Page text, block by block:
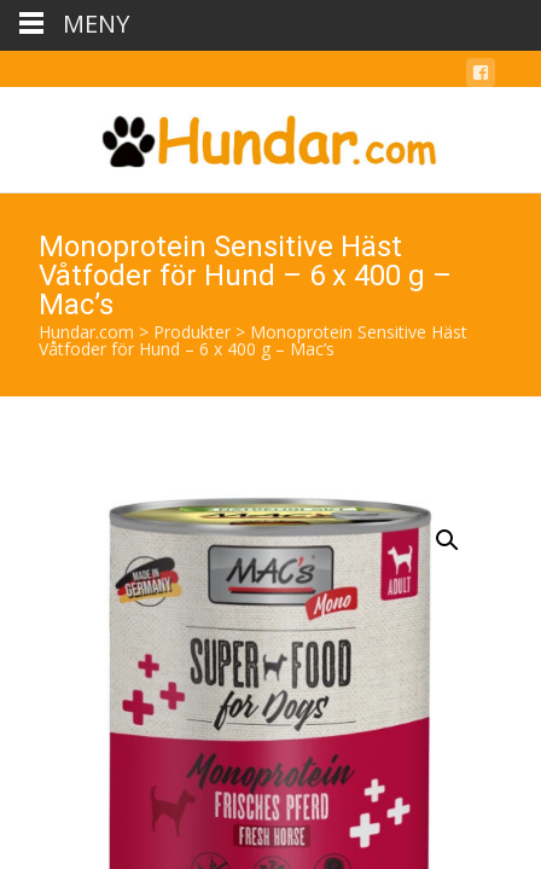
Monoprotein Sensitive Häst
Våtfoder för Hund – 6 x 400 g –
Mac’s
Hundar.com > Produkter > Monoprotein Sensitive Häst
Våtfoder för Hund – 6 x 400 g – Mac’s
MENY